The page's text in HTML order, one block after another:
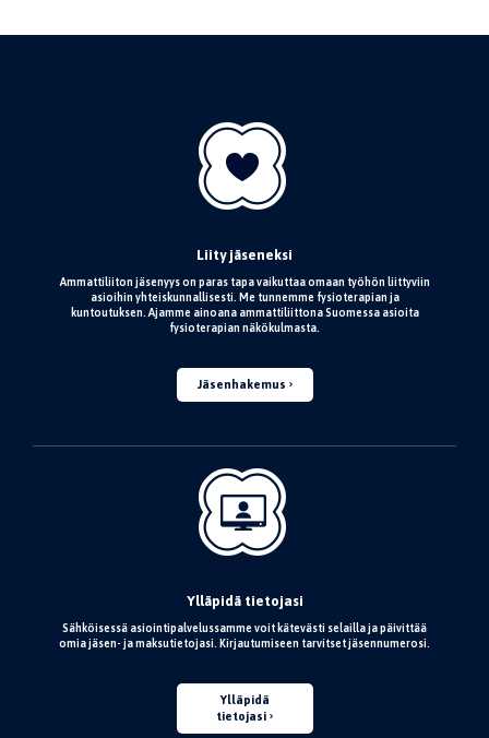
Liity jäseneksi
Ammattiliiton jäsenyys on paras tapa vaikuttaa omaan työhön liittyviin
asioihin yhteiskunnallisesti. Me tunnemme fysioterapian ja
kuntoutuksen. Ajamme ainoana ammattiliittona Suomessa asioita
fysioterapian näkökulmasta.
Jäsenhakemus
Ylläpidä tietojasi
Sähköisessä asiointipalvelussamme voit kätevästi selailla ja päivittää
omia jäsen- ja maksutietojasi. Kirjautumiseen tarvitset jäsennumerosi.
Ylläpidä
tietojasi